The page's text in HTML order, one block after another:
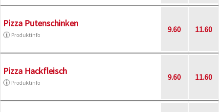
Pizza Putenschinken
Produktinfo
9.60 11.60
Pizza Hackfleisch
Produktinfo
9.60 11.60